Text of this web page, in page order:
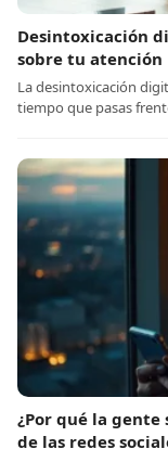
Desintoxicación
sobre tu atención
La desintoxicación
tiempo que pasas
¿Por qué la gente
de las redes